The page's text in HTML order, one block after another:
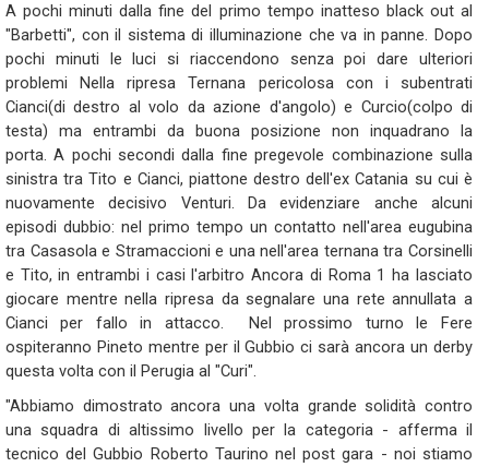
A pochi minuti dalla fine del primo tempo inatteso black out al
"Barbetti", con il sistema di illuminazione che va in panne. Dopo
pochi minuti le luci si riaccendono senza poi dare ulteriori
problemi Nella ripresa Ternana pericolosa con i subentrati
Cianci(di destro al volo da azione d'angolo) e Curcio(colpo di
testa) ma entrambi da buona posizione non inquadrano la
porta. A pochi secondi dalla fine pregevole combinazione sulla
sinistra tra Tito e Cianci, piattone destro dell'ex Catania su cui è
nuovamente decisivo Venturi. Da evidenziare anche alcuni
episodi dubbio: nel primo tempo un contatto nell'area eugubina
tra Casasola e Stramaccioni e una nell'area ternana tra Corsinelli
e Tito, in entrambi i casi l'arbitro Ancora di Roma 1 ha lasciato
giocare mentre nella ripresa da segnalare una rete annullata a
Cianci per fallo in attacco. Nel prossimo turno le Fere
ospiteranno Pineto mentre per il Gubbio ci sarà ancora un derby
questa volta con il Perugia al "Curi".
"Abbiamo dimostrato ancora una volta grande solidità contro
una squadra di altissimo livello per la categoria - afferma il
tecnico del Gubbio Roberto Taurino nel post gara - noi stiamo